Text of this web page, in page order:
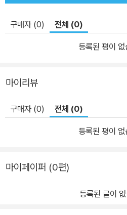
구매자 (0) 전체 (0)
등록된 평이 없
마이리뷰
구매자 (0) 전체 (0)
등록된 평이 없
마이페이퍼 (0편)
등록된 글이